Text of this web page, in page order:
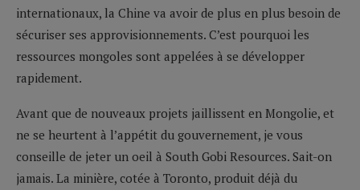
internationaux, la Chine va avoir de plus en plus besoin de
sécuriser ses approvisionnements. C’est pourquoi les
ressources mongoles sont appelées à se développer
rapidement.
Avant que de nouveaux projets jaillissent en Mongolie, et
ne se heurtent à l’appétit du gouvernement, je vous
conseille de jeter un oeil à South Gobi Resources. Sait-on
jamais. La minière, cotée à Toronto, produit déjà du